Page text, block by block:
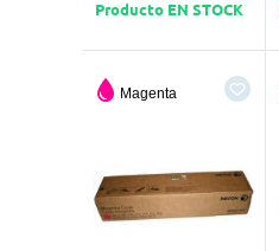
Producto EN STOCK
Magenta